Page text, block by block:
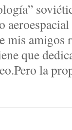
mis amigos
que
la